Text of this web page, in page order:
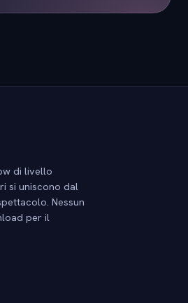
di livello
si uniscono dal
Nessun
per il